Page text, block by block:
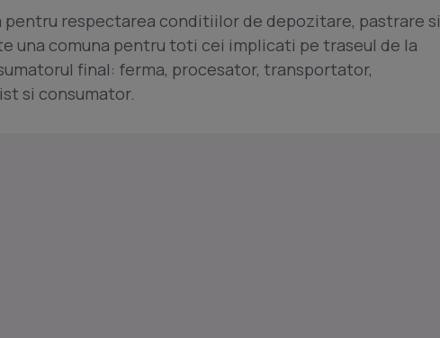
pentru respectarea conditiilor de depozitare, pastrare si
una comuna pentru toti cei implicati pe traseul de la
final: ferma, procesator, transportator,
si consumator.